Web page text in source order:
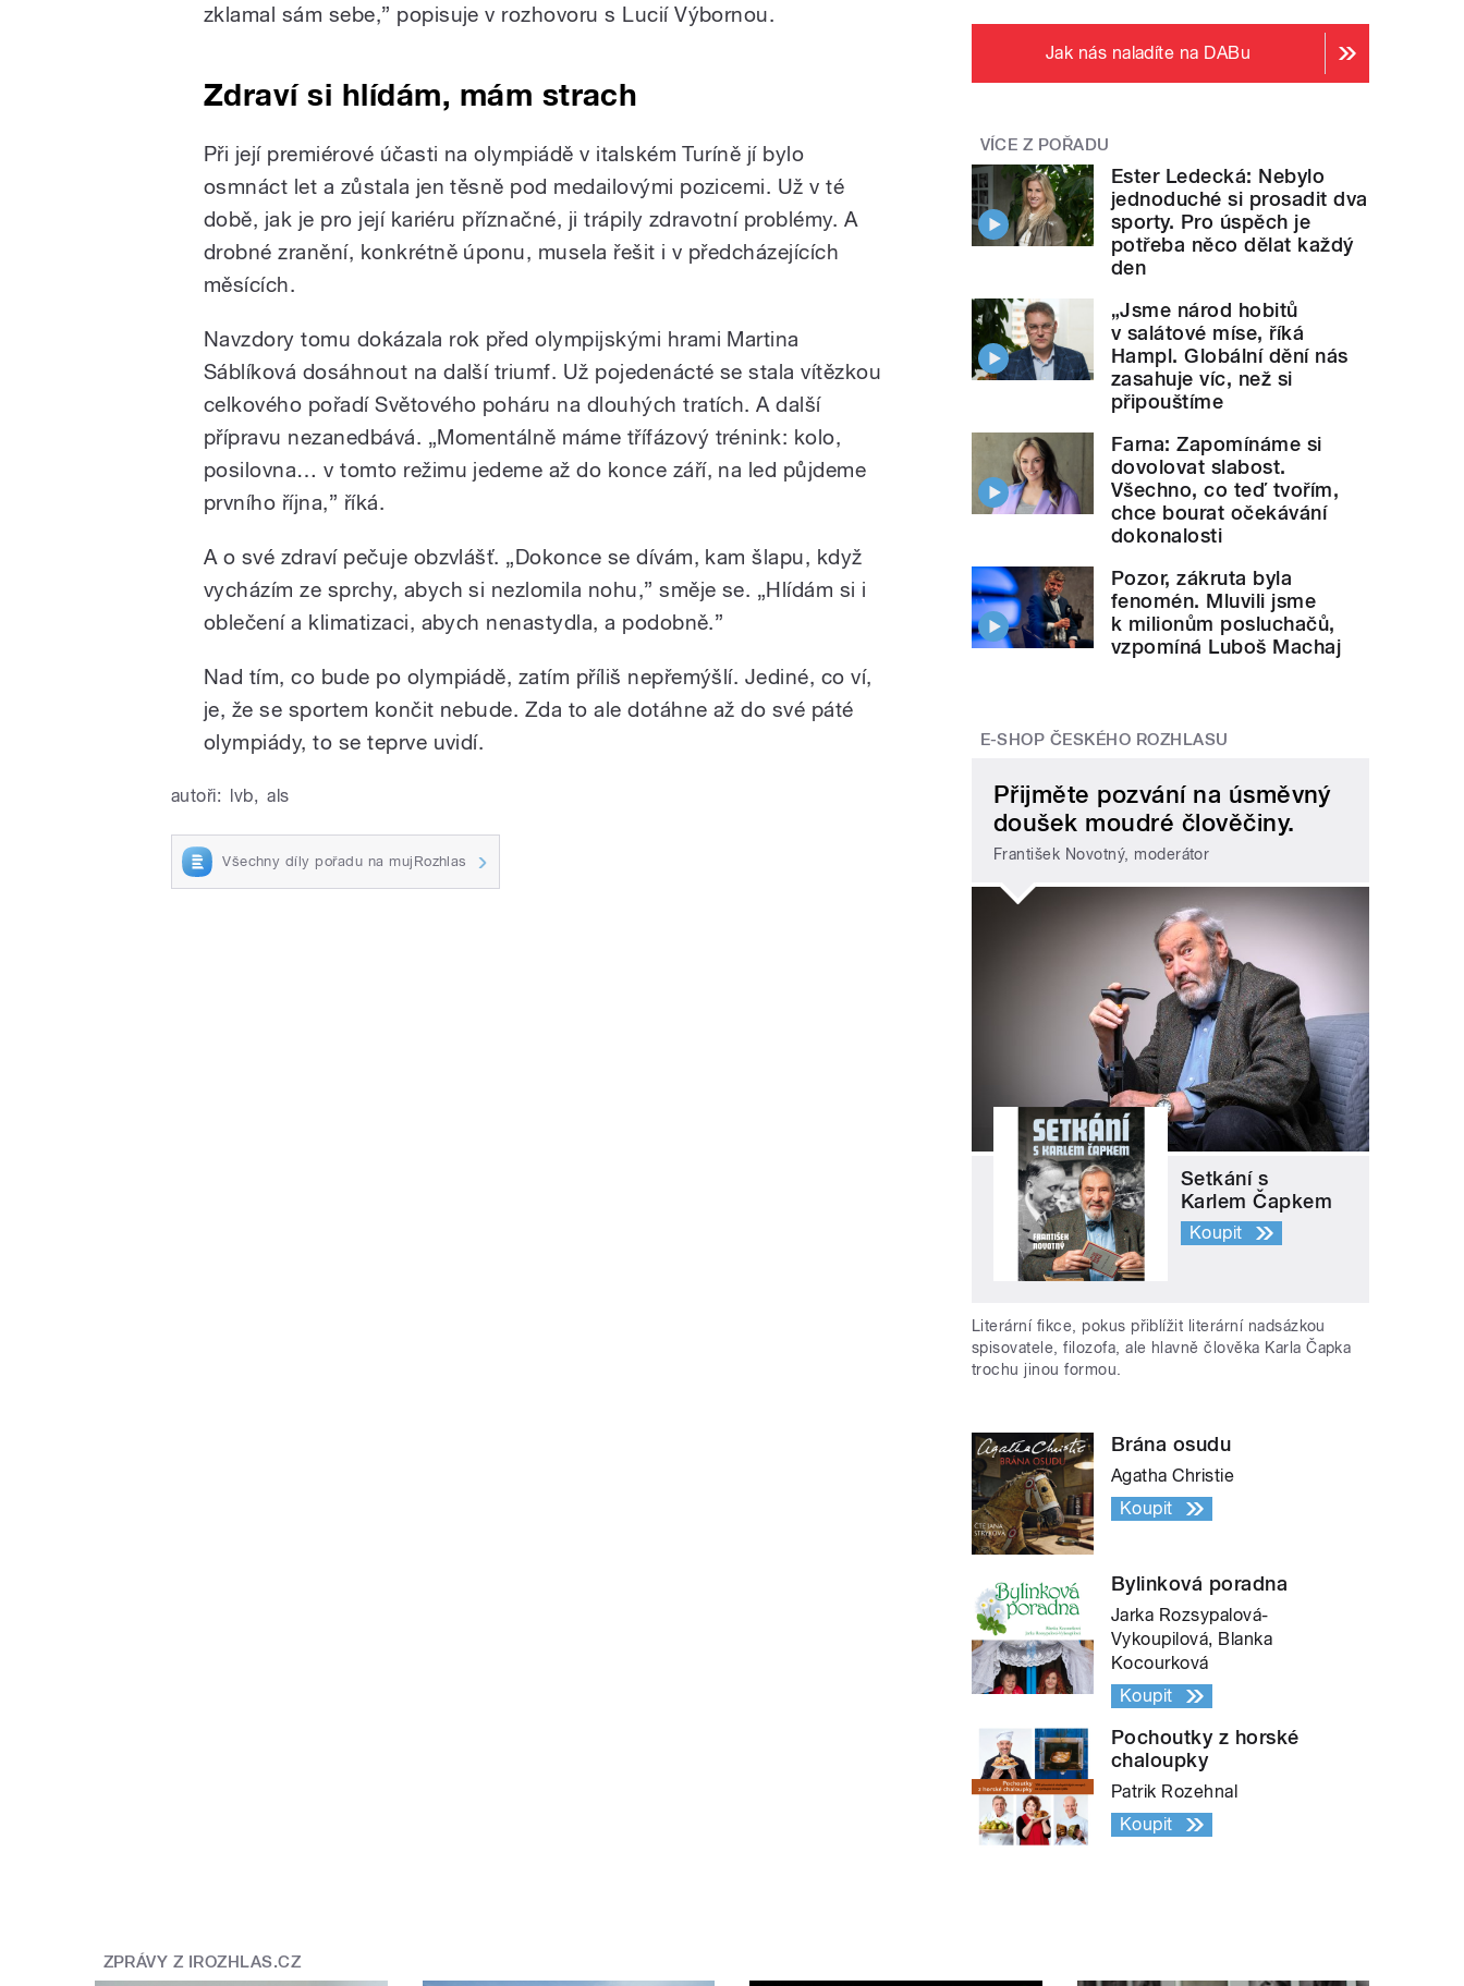
zklamal sám sebe,” popisuje v rozhovoru s Lucií Výbornou.
Zdraví si hlídám, mám strach
Při její premiérové účasti na olympiádě v italském Turíně jí bylo
osmnáct let a zůstala jen těsně pod medailovými pozicemi. Už v té
době, jak je pro její kariéru příznačné, ji trápily zdravotní problémy. A
drobné zranění, konkrétně úponu, musela řešit i v předcházejících
měsících.
Navzdory tomu dokázala rok před olympijskými hrami Martina
Sáblíková dosáhnout na další triumf. Už pojedenácté se stala vítězkou
celkového pořadí Světového poháru na dlouhých tratích. A další
přípravu nezanedbává. „Momentálně máme třífázový trénink: kolo,
posilovna… v tomto režimu jedeme až do konce září, na led půjdeme
prvního října,” říká.
A o své zdraví pečuje obzvlášť. „Dokonce se dívám, kam šlapu, když
vycházím ze sprchy, abych si nezlomila nohu,” směje se. „Hlídám si i
oblečení a klimatizaci, abych nenastydla, a podobně.”
Nad tím, co bude po olympiádě, zatím příliš nepřemýšlí. Jediné, co ví,
je, že se sportem končit nebude. Zda to ale dotáhne až do své páté
olympiády, to se teprve uvidí.
autoři: lvb, als
Všechny díly pořadu na mujRozhlas
Jak nás naladíte na DABu
VÍCE Z POŘADU
Ester Ledecká: Nebylo
jednoduché si prosadit dva
sporty. Pro úspěch je
potřeba něco dělat každý
den
„Jsme národ hobitů
v salátové míse, říká
Hampl. Globální dění nás
zasahuje víc, než si
připouštíme
Farna: Zapomínáme si
dovolovat slabost.
Všechno, co teď tvořím,
chce bourat očekávání
dokonalosti
Pozor, zákruta byla
fenomén. Mluvili jsme
k milionům posluchačů,
vzpomíná Luboš Machaj
E-SHOP ČESKÉHO ROZHLASU
Přijměte pozvání na úsměvný
doušek moudré člověčiny.
František Novotný, moderátor
Setkání s
Karlem Čapkem
Koupit
Literární fikce, pokus přiblížit literární nadsázkou
spisovatele, filozofa, ale hlavně člověka Karla Čapka
trochu jinou formou.
Brána osudu
Agatha Christie
Koupit
Bylinková poradna
Jarka Rozsypalová-
Vykoupilová, Blanka
Kocourková
Koupit
Pochoutky z horské
chaloupky
Patrik Rozehnal
Koupit
ZPRÁVY Z IROZHLAS.CZ